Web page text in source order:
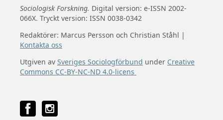
Sociologisk Forskning. Digital version: e-ISSN 2002-
066X. Tryckt version: ISSN 0038-0342
Redaktörer: Marcus Persson och Christian Ståhl |
Kontakta oss
Utgiven av Sveriges Sociologförbund under Creative
Commons CC-BY-NC-ND 4.0-licens